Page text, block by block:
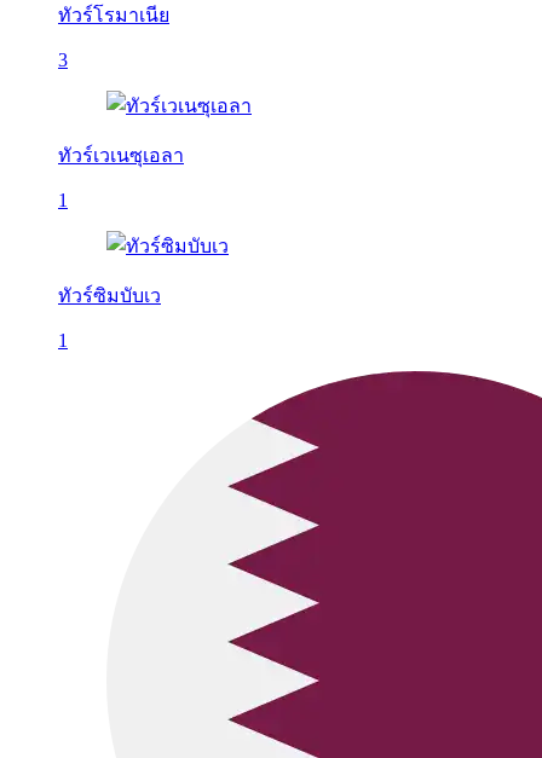
ทัวร์โรมาเนีย
3
ทัวร์เวเนซุเอลา
1
ทัวร์ซิมบับเว
1